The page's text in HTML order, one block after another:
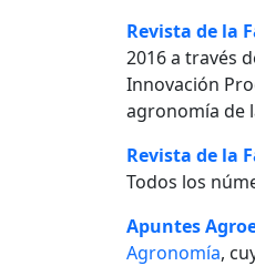
Revista de la
2016 a través
Innovación
agronomía de
Revista de la
Todos los
Apuntes
Agronomía,